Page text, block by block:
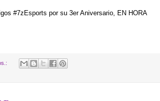
#7zEsports por su 3er Aniversario, EN HORA